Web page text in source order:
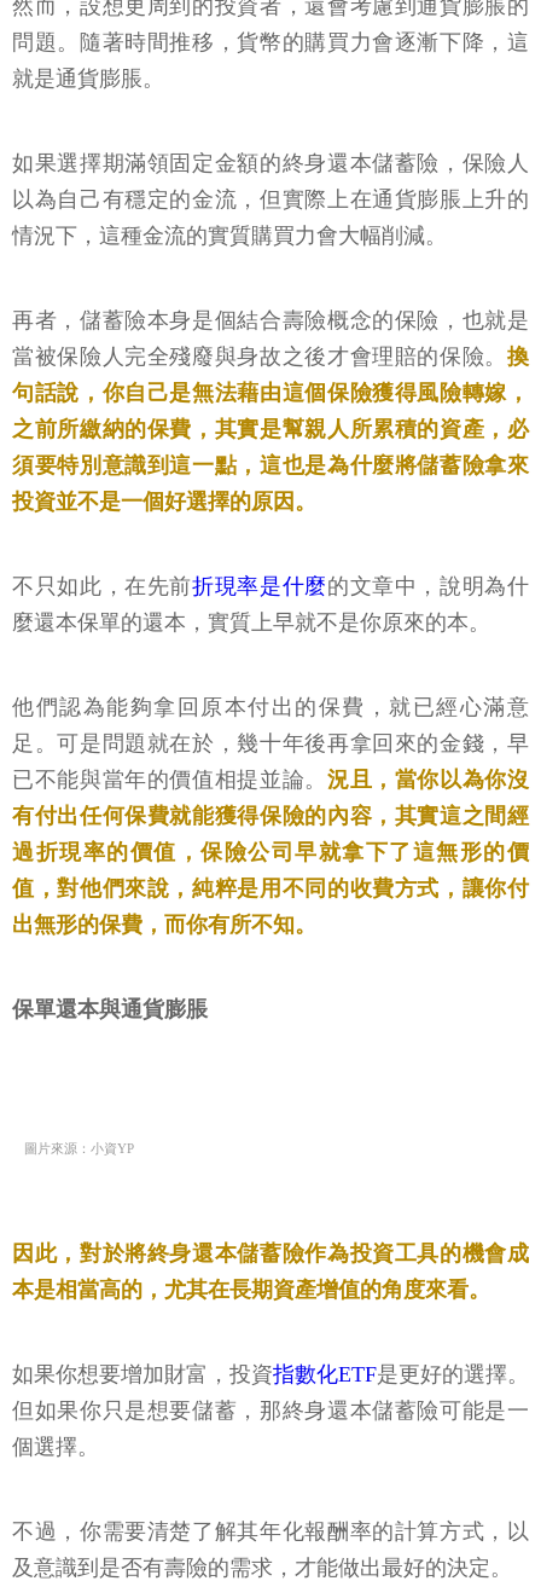
然而，設想更周到的投資者，還會考慮到通貨膨脹的
問題。隨著時間推移，貨幣的購買力會逐漸下降，這
就是通貨膨脹。
如果選擇期滿領固定金額的終身還本儲蓄險，保險人
以為自己有穩定的金流，但實際上在通貨膨脹上升的
情況下，這種金流的實質購買力會大幅削減。
再者，儲蓄險本身是個結合壽險概念的保險，也就是
當被保險人完全殘廢與身故之後才會理賠的保險。 換
句話說，你自己是無法藉由這個保險獲得風險轉嫁，
之前所繳納的保費，其實是幫親人所累積的資產，必
須要特別意識到這一點，這也是為什麼將儲蓄險拿來
投資並不是一個好選擇的原因。
不只如此，在先前折現率是什麼的文章中，說明為什
麼還本保單的還本，實質上早就不是你原來的本。
他們認為能夠拿回原本付出的保費，就已經心滿意
足。可是問題就在於，幾十年後再拿回來的金錢，早
已不能與當年的價值相提並論。 況且，當你以為你沒
有付出任何保費就能獲得保險的內容，其實這之間經
過折現率的價值，保險公司早就拿下了這無形的價
值，對他們來說，純粹是用不同的收費方式，讓你付
出無形的保費，而你有所不知。
保單還本與通貨膨脹
圖片來源：小資YP
因此，對於將終身還本儲蓄險作為投資工具的機會成
本是相當高的，尤其在長期資產增值的角度來看。
如果你想要增加財富，投資指數化ETF是更好的選擇。
但如果你只是想要儲蓄，那終身還本儲蓄險可能是一
個選擇。
不過，你需要清楚了解其年化報酬率的計算方式，以
及意識到是否有壽險的需求，才能做出最好的決定。